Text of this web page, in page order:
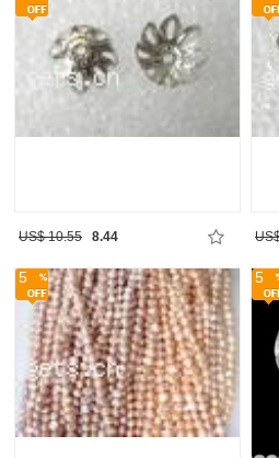
US$ 10.55 8.44
5 5